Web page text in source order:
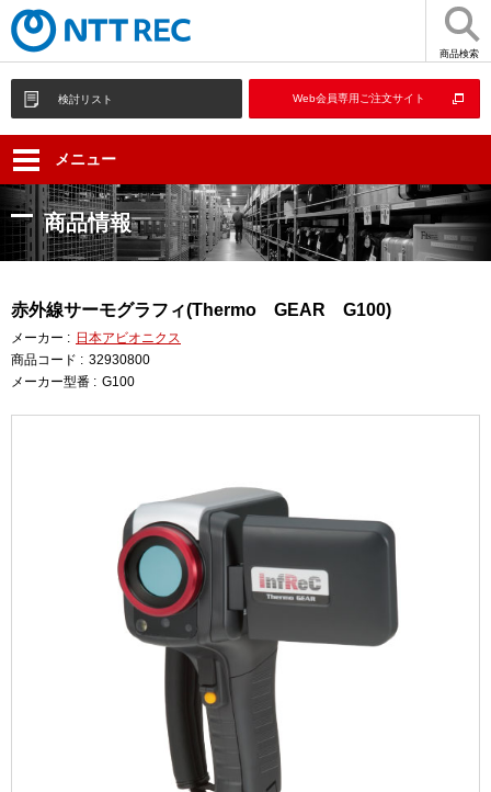
商品検索
検討リスト Web会員専用ご注文サイト
メニュー
商品情報
赤外線サーモグラフィ(Thermo GEAR G100)
メーカー : 日本アビオニクス
商品コード : 32930800
メーカー型番 : G100